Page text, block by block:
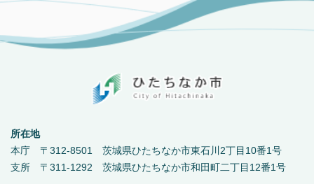
所在地
本庁 〒312-8501 茨城県ひたちなか市東石川2丁目10番1号
支所 〒311-1292 茨城県ひたちなか市和田町二丁目12番1号